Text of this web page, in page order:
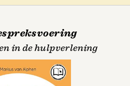
en is vervangen door de
in de hulpverlening